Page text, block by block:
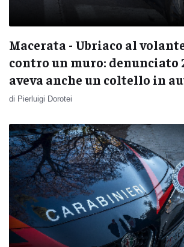
Macerata - Ubriaco al
contro un muro: denunciato
aveva anche un coltello in
di Pierluigi Dorotei